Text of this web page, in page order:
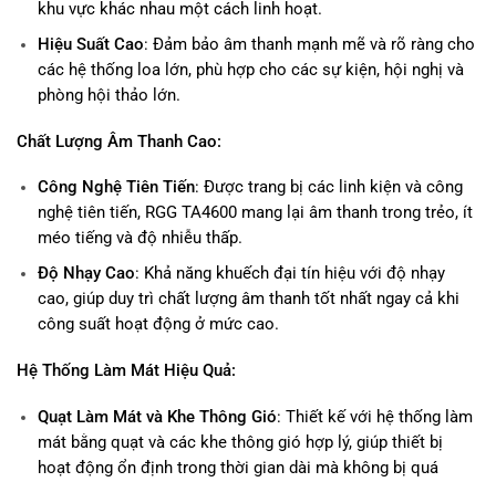
khu vực khác nhau một cách linh hoạt.
Hiệu Suất Cao: Đảm bảo âm thanh mạnh mẽ và rõ ràng cho
các hệ thống loa lớn, phù hợp cho các sự kiện, hội nghị và
phòng hội thảo lớn.
Chất Lượng Âm Thanh Cao:
Công Nghệ Tiên Tiến: Được trang bị các linh kiện và công
nghệ tiên tiến, RGG TA4600 mang lại âm thanh trong trẻo, ít
méo tiếng và độ nhiễu thấp.
Độ Nhạy Cao: Khả năng khuếch đại tín hiệu với độ nhạy
cao, giúp duy trì chất lượng âm thanh tốt nhất ngay cả khi
công suất hoạt động ở mức cao.
Hệ Thống Làm Mát Hiệu Quả:
Quạt Làm Mát và Khe Thông Gió: Thiết kế với hệ thống làm
mát bằng quạt và các khe thông gió hợp lý, giúp thiết bị
hoạt động ổn định trong thời gian dài mà không bị quá